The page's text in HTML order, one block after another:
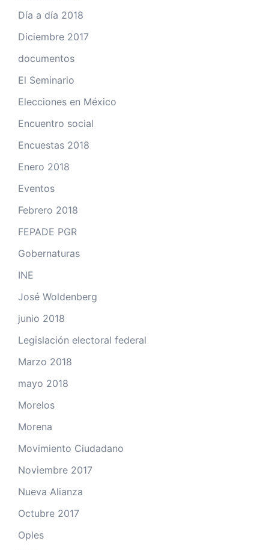
Día a día 2018
Diciembre 2017
documentos
El Seminario
Elecciones en México
Encuentro social
Encuestas 2018
Enero 2018
Eventos
Febrero 2018
FEPADE PGR
Gobernaturas
INE
José Woldenberg
junio 2018
Legislación electoral federal
Marzo 2018
mayo 2018
Morelos
Morena
Movimiento Ciudadano
Noviembre 2017
Nueva Alianza
Octubre 2017
Oples